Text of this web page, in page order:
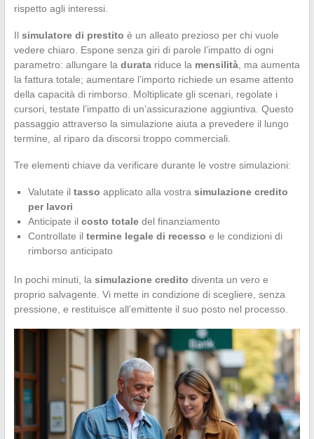
rispetto agli interessi.
Il simulatore di prestito è un alleato prezioso per chi vuole
vedere chiaro. Espone senza giri di parole l’impatto di ogni
parametro: allungare la duratariduce la mensilità, ma aumenta
la fattura totale; aumentare l’importo richiede un esame attento
della capacità di rimborso. Moltiplicate gli scenari, regolate i
cursori, testate l’impatto di un’assicurazione aggiuntiva. Questo
passaggio attraverso la simulazione aiuta a prevedere il lungo
termine, al riparo da discorsi troppo commerciali.
Tre elementi chiave da verificare durante le vostre simulazioni:
Valutate il tasso applicato alla vostra simulazione credito
per lavori
Anticipate il costo totaledel finanziamento
Controllate il termine legale di recesso e le condizioni di
rimborso anticipato
In pochi minuti, la simulazione credito diventa un vero e
proprio salvagente. Vi mette in condizione di scegliere, senza
pressione, e restituisce all’emittente il suo posto nel processo.